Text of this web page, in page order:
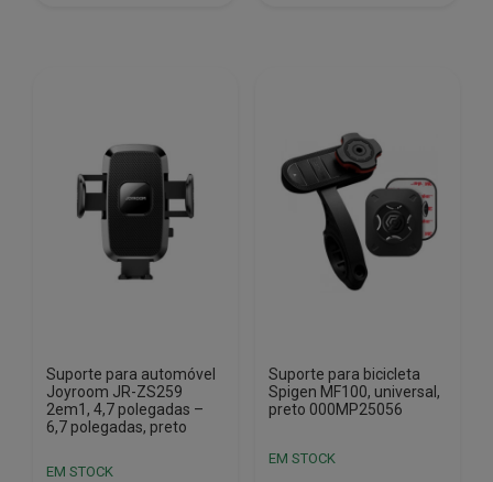
Suporte para automóvel
Joyroom JR-ZS259
2em1, 4,7 polegadas –
6,7 polegadas, preto
EM STOCK
Suporte para bicicleta
Spigen MF100, universal,
preto 000MP25056
EM STOCK